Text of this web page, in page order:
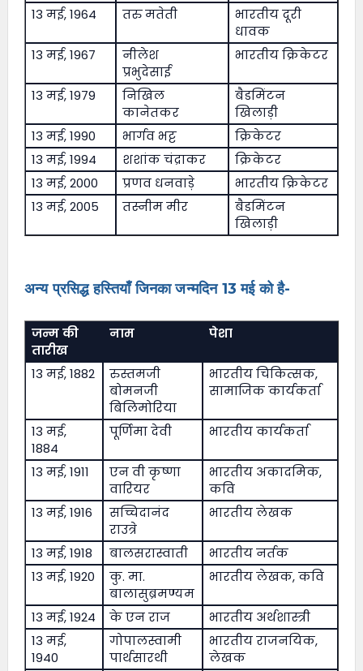
13 मई, 1964
तरु मतेती
भारतीय दूरी
धावक
13 मई, 1967
नीलेश
प्रभुदेसाई
भारतीय क्रिकेटर
13 मई, 1979
निखिल
कानेतकर
बैडमिंटन
खिलाड़ी
13 मई, 1990
भार्गव भट्ट
क्रिकेटर
13 मई, 1994
शशांक चंद्राकर
क्रिकेटर
13 मई, 2000
प्रणव धनवाड़े
भारतीय क्रिकेटर
13 मई, 2005
तस्नीम मीर
बैडमिंटन
खिलाड़ी
अन्य प्रसिद्ध हस्तियाँ जिनका जन्मदिन 13 मई को है-
जन्म की
तारीख
नाम पेशा
13 मई, 1882
रुस्तमजी
बोमनजी
बिलिमोरिया
भारतीय चिकित्सक,
सामाजिक कार्यकर्ता
13 मई,
1884
पूर्णिमा देवी भारतीय कार्यकर्ता
13 मई, 1911
एन वी कृष्णा
वारियर
भारतीय अकादमिक,
कवि
13 मई, 1916
सच्चिदानंद
राउत्रे
भारतीय लेखक
13 मई, 1918 बालसरास्वाती
भारतीय नर्तक
13 मई, 1920
कु. मा.
बालासुब्रमण्यम
भारतीय लेखक, कवि
13 मई, 1924 के एन राज
भारतीय अर्थशास्त्री
13 मई,
1940
गोपालस्वामी
पार्थसारथी
भारतीय राजनयिक,
लेखक